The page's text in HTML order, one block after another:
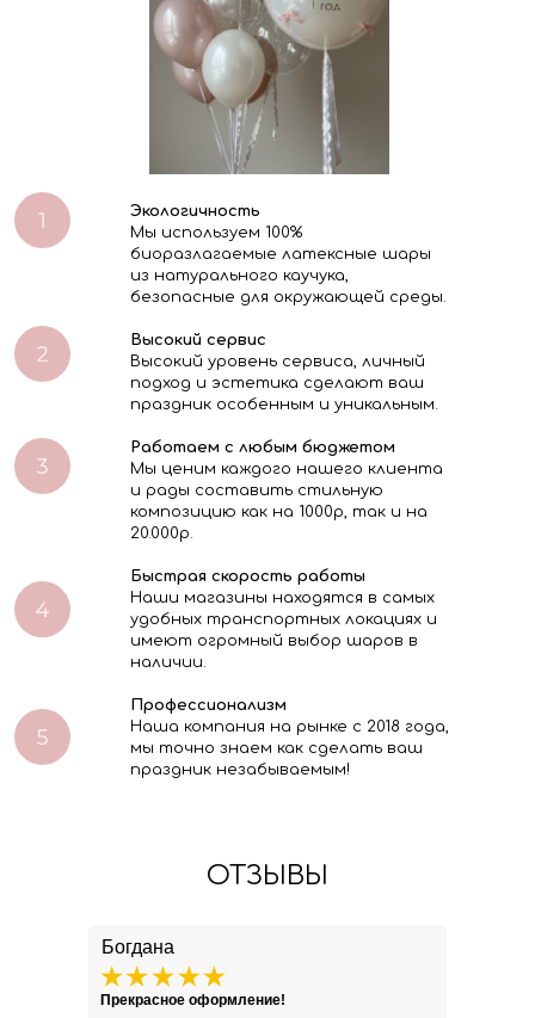
Экологичность
Мы используем 100%
биоразлагаемые латексные шары
из натурального каучука,
безопасные для окружающей среды.
Высокий сервис
Высокий уровень сервиса, личный
подход и эстетика сделают ваш
праздник особенным и уникальным.
Работаем с любым бюджетом
Мы ценим каждого нашего клиента
и рады составить стильную
композицию как на 1000р, так и на
20.000р.
Быстрая скорость работы
Наши магазины находятся в самых
удобных транспортных локациях и
имеют огромный выбор шаров в
наличии.
Профессионализм
Наша компания на рынке с 2018 года,
мы точно знаем как сделать ваш
праздник незабываемым!
ОТЗЫВЫ
Богдана
Прекрасное оформление!